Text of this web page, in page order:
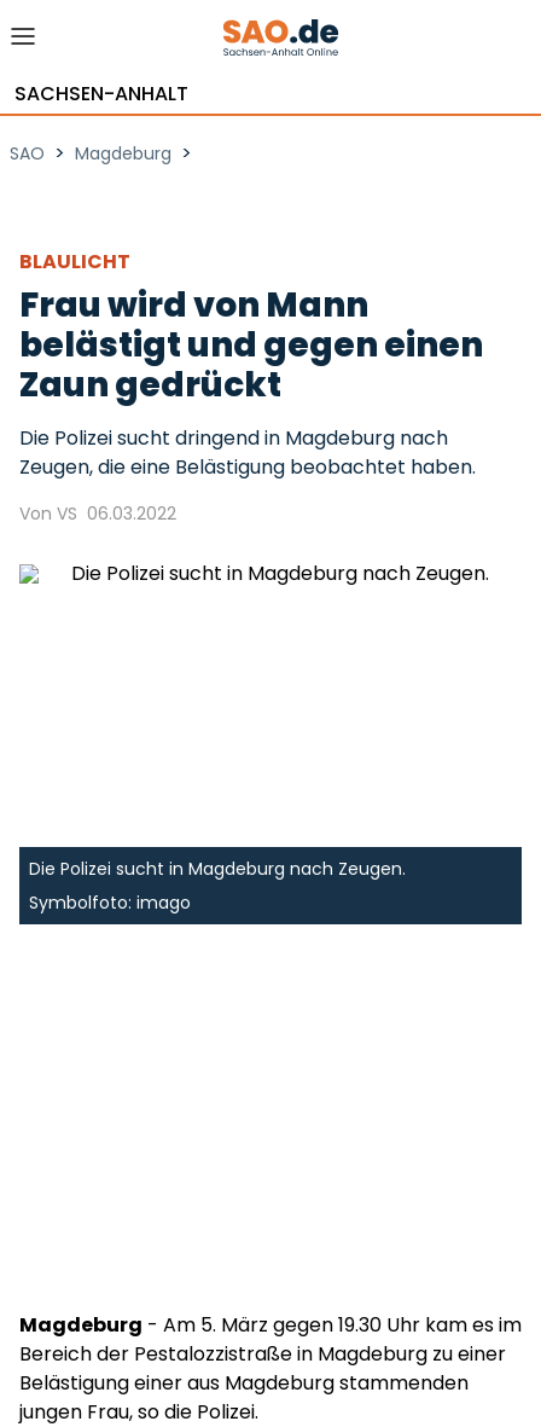
SACHSEN-ANHALT
SAO > Magdeburg >
BLAULICHT
Frau wird von Mann
belästigt und gegen einen
Zaun gedrückt
Die Polizei sucht dringend in Magdeburg nach
Zeugen, die eine Belästigung beobachtet haben.
Von VS 06.03.2022
Die Polizei sucht in Magdeburg nach Zeugen.
Symbolfoto: imago
Magdeburg - Am 5. März gegen 19.30 Uhr kam es im
Bereich der Pestalozzistraße in Magdeburg zu einer
Belästigung einer aus Magdeburg stammenden
jungen Frau, so die Polizei.